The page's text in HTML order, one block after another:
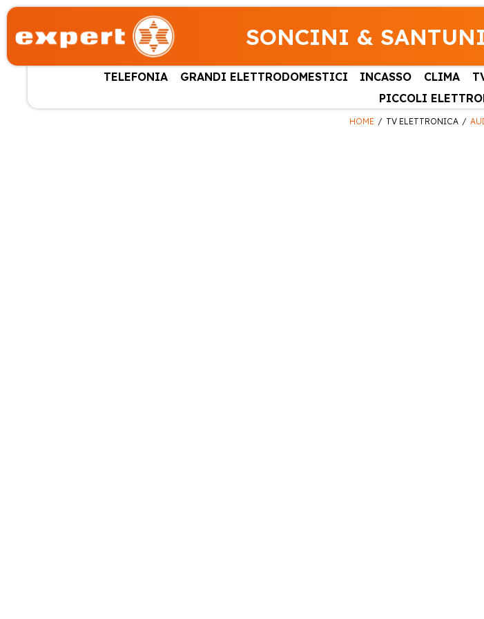
SONCINI &
TELEFONIA GRANDI ELETTRODOMESTICI INCASSO CLIMA
PICCOLI
HOME TV ELETTRONICA